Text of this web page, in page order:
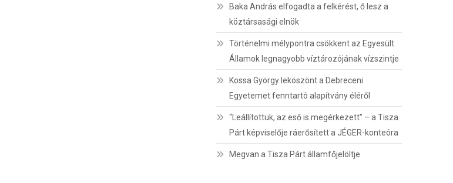
Baka András elfogadta a felkérést, ő lesz a
köztársasági elnök
Történelmi mélypontra csökkent az Egyesült
Államok legnagyobb víztározójának vízszintje
Kossa György leköszönt a Debreceni
Egyetemet fenntartó alapítvány éléről
“Leállítottuk, az eső is megérkezett” – a Tisza
Párt képviselője ráerősített a JÉGER-konteóra
Megvan a Tisza Párt államfőjelöltje